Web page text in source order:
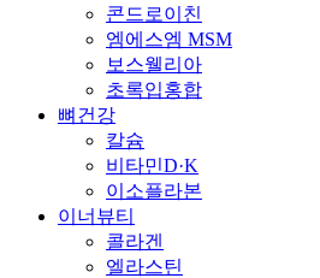
콘드로이친
엠에스엠 MSM
보스웰리아
초록입홍합
뼈건강
칼슘
비타민D·K
이소플라본
이너뷰티
콜라겐
엘라스틴